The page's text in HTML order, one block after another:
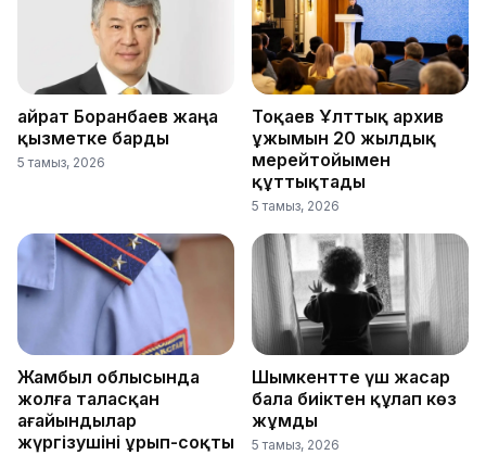
Қайрат Боранбаев жаңа
қызметке барды
5 тамыз, 2026
Тоқаев Ұлттық архив
ұжымын 20 жылдық
мерейтойымен
құттықтады
5 тамыз, 2026
Жамбыл облысында
жолға таласқан
ағайындылар
жүргізушіні ұрып-соқты
Шымкентте үш жасар
бала биіктен құлап көз
жұмды
5 тамыз, 2026